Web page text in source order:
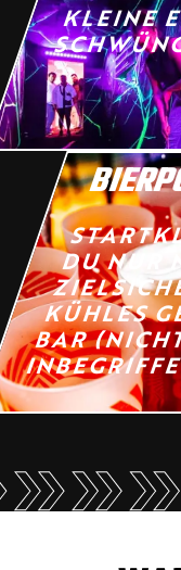
KLEINE
DU NUR
KÜHLES
BAR